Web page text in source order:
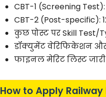
CBT-1 (Screening
CBT-2 (Post-specific):
कुछ पोस्ट पर Skill Test/
डॉक्युमेंट वेरिफिकेशन
फाइनल मेरिट लिस्ट
How to Apply Railway